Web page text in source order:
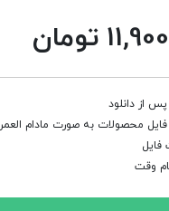
11,900 تومان
از دانلود
محصولات به صورت مادام العمر
فایل
وقت